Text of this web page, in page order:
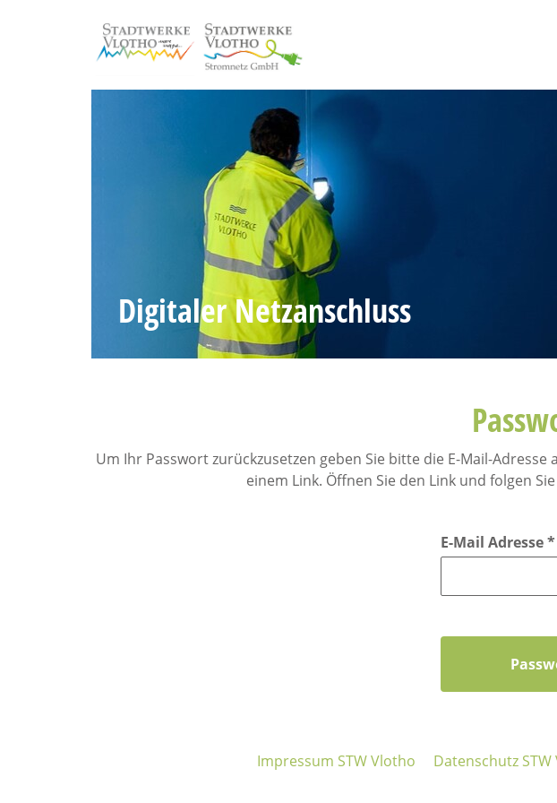
Digitaler Netzanschluss
Um Ihr Passwort zurückzusetzen geben Sie bitte die E-Mail-
einem Link. Öffnen Sie den Link und folgen
E-Mail Adresse*
Impressum STW Vlotho Datenschutz